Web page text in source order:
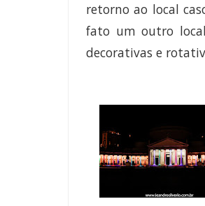
retorno ao local
fato um outro
decorativas e